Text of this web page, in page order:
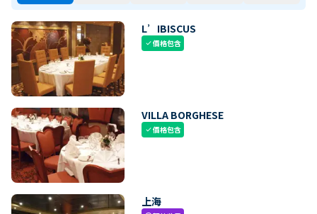
L’IBISCUS
check價格包含
VILLA BORGHESE
check價格包含
上海